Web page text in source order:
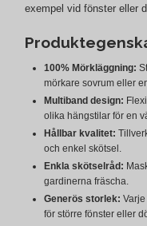
exempel vid fönster eller
100% Mörkläggning:
mörkare sovrum eller
Multiband design:
olika hängstilar för en
Hållbar kvalitet:
och enkel skötsel.
Enkla skötselråd:
gardinerna fräscha.
Generös storlek:
för större fönster eller